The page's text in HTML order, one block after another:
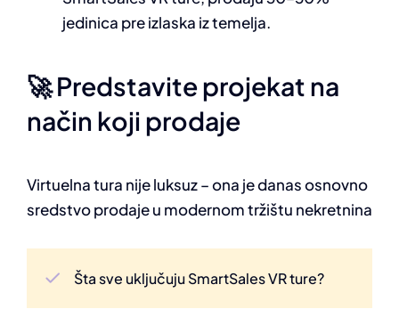
jedinica pre izlaska iz temelja.
🚀 Predstavite projekat na
način koji prodaje
Virtuelna tura nije luksuz – ona je danas osnovno
sredstvo prodaje u modernom tržištu nekretnina
Šta sve uključuju SmartSales VR ture?